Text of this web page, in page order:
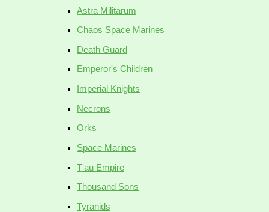
Astra Militarum
Chaos Space Marines
Death Guard
Emperor's Children
Imperial Knights
Necrons
Orks
Space Marines
T'au Empire
Thousand Sons
Tyranids